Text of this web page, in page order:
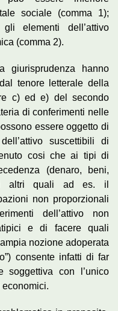
sociale (comma 1);
elementi dell’attivo
(comma 2).
giurisprudenza hanno
tenore letterale della
c) ed e) del secondo
di conferimenti nelle
essere oggetto di
suscettibili di
cosi che ai tipi di
(denaro, beni,
altri quali ad es. il
non proporzionali
dell’attivo non
e di facere quali
nozione adoperata
consente infatti di far
soggettiva con l’unico
economici.